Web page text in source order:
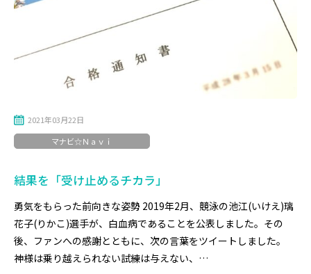
2021年03月22日
マナビ☆Ｎａｖｉ
結果を「受け止めるチカラ」
勇気をもらった前向きな姿勢 2019年2月、競泳の池江(いけえ)璃
花子(りかこ)選手が、白血病であることを公表しました。その
後、ファンへの感謝とともに、次の言葉をツイートしました。
神様は乗り越えられない試練は与えない、…